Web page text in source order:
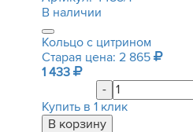
В наличии
Кольцо с цитрином
Старая цена: 2 865
1 433
-
Купить в 1 клик